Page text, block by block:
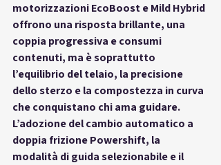
motorizzazioni EcoBoost e Mild Hybrid
offrono una risposta brillante, una
coppia progressiva e consumi
contenuti, ma è soprattutto
l’equilibrio del telaio, la precisione
dello sterzo e la compostezza in curva
che conquistano chi ama guidare.
L’adozione del cambio automatico a
doppia frizione Powershift, la
modalità di guida selezionabile e il